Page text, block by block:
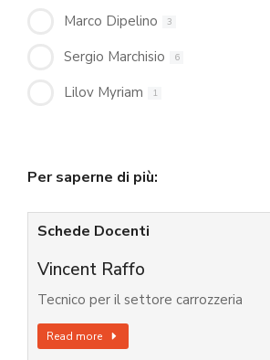
Marco Dipelino 3
Sergio Marchisio 6
Lilov Myriam 1
Per saperne di più:
Schede Docenti
Vincent Raffo
Tecnico per il settore carrozzeria
Read more